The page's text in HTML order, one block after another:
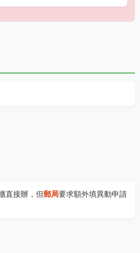
直接辦，但郵局要求額外填異動申請